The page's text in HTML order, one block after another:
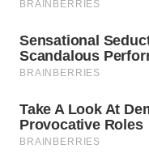
WN
WN
TENGAH
WN DELI